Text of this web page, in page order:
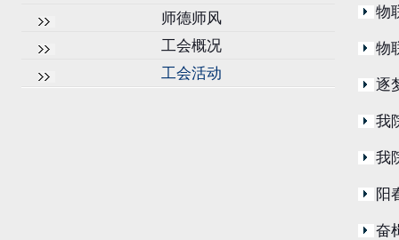
师德师风
工会概况
工会活动
物
物
逐
我
我
阳
奋